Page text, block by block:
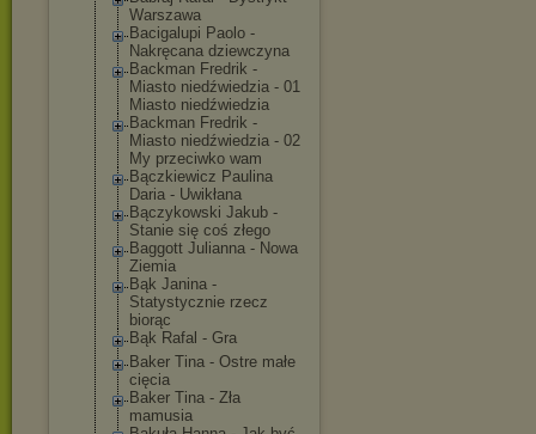
Warszawa
Bacigalupi Paolo -
Nakręcana dziewczyna
Backman Fredrik -
Miasto niedźwiedzia - 01
Miasto niedźwiedzia
Backman Fredrik -
Miasto niedźwiedzia - 02
My przeciwko wam
Bączkiewicz Paulina
Daria - Uwikłana
Bączykowski Jakub -
Stanie się coś złego
Baggott Julianna - Nowa
Ziemia
Bąk Janina -
Statystycznie rzecz
biorąc
Bąk Rafal - Gra
Baker Tina - Ostre małe
cięcia
Baker Tina - Zła
mamusia